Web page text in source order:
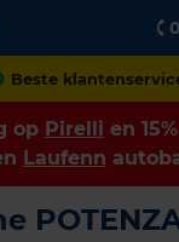
Achteraf betalen
op Pirelli en
Laufenn